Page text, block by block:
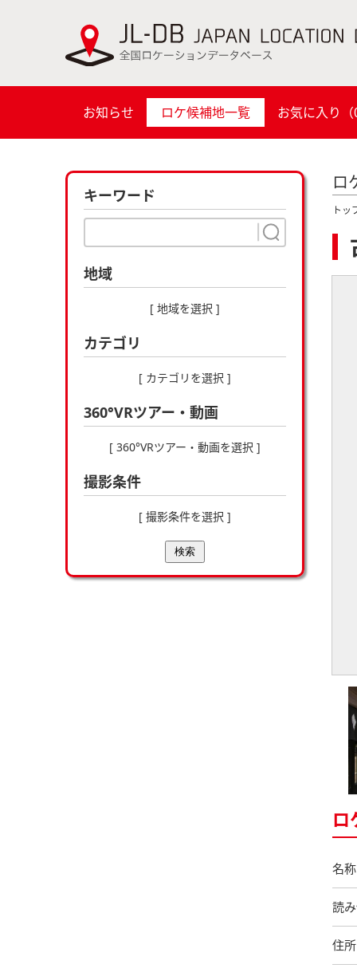
お知らせ ロケ候補地一覧 お気に入り（
キーワード
地域
[ 地域を選択 ]
カテゴリ
[ カテゴリを選択 ]
360°VRツアー・動画
[ 360°VRツアー・動画を選択 ]
撮影条件
[ 撮影条件を選択 ]
検索
ロ
トッ
ロ
名称
読
住所